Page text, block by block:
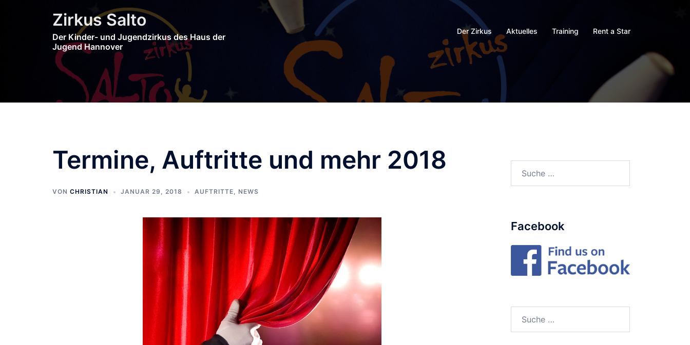
Zirkus Salto
Der Kinder- und Jugendzirkus des Haus der
Jugend Hannover
Der Zirkus Aktuelles Training Rent a Star
Termine, Auftritte und mehr 2018
VON CHRISTIAN JANUAR 29, 2018 AUFTRITTE, NEWS
Facebook
nach: